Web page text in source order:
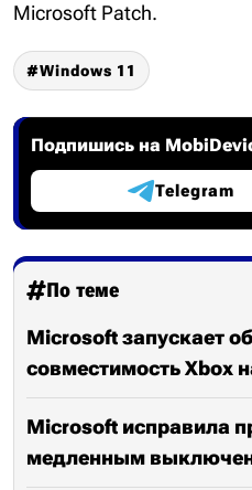
Microsoft Patch.
Windows 11
Подпишись на
Telegram
По теме
Microsoft запускает
совместимость Xbox
Microsoft исправила
медленным